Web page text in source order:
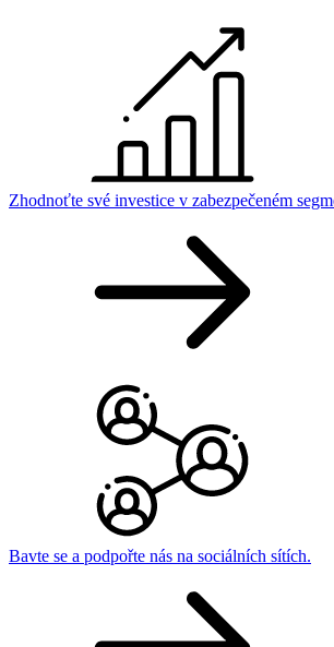
Zhodnoťte své investice v zabezpečeném
Bavte se a podpořte nás na sociálních sítích.